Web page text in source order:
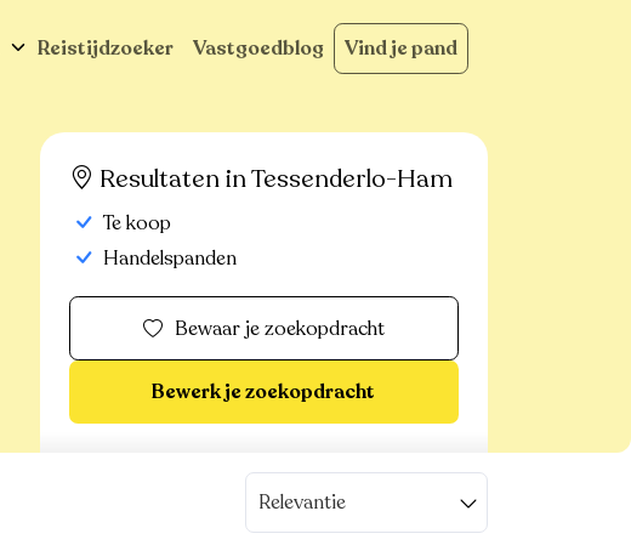
Reistijdzoeker Vastgoedblog Vind je pand
Resultaten in Tessenderlo-Ham
Te koop
Handelspanden
Bewaar je zoekopdracht
Bewerk je zoekopdracht
Relevantie